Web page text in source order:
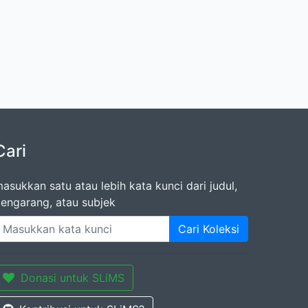
satu atau lebih kata kunci dari judul,
atau subjek
Cari Koleksi
Donasi untuk SLiMS